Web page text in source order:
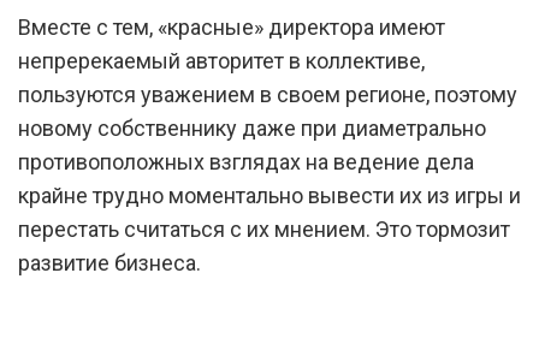
Вместе с тем, «красные» директора имеют
непререкаемый авторитет в коллективе,
пользуются уважением в своем регионе, поэтому
новому собственнику даже при диаметрально
противоположных взглядах на ведение дела
крайне трудно моментально вывести их из игры и
перестать считаться с их мнением. Это тормозит
развитие бизнеса.